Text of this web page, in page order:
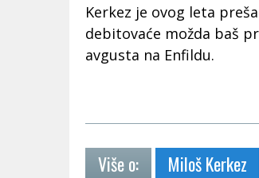
Kerkez je ovog leta
debitovaće možda baš
avgusta na Enfildu.
Više o: Miloš Kerkez